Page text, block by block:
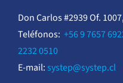
Don Carlos #2939 Of.
Teléfonos: +56 9 7657
2232 0510
E-mail: systep@systep.cl